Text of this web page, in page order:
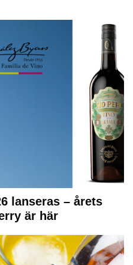
lanseras – årets
är här